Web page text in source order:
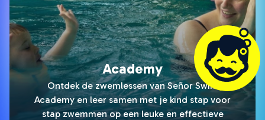
Academy
Ontdek de zwemlessen van Señor Swim
Academy en leer samen met je kind stap voor
stap zwemmen op een leuke en effectieve